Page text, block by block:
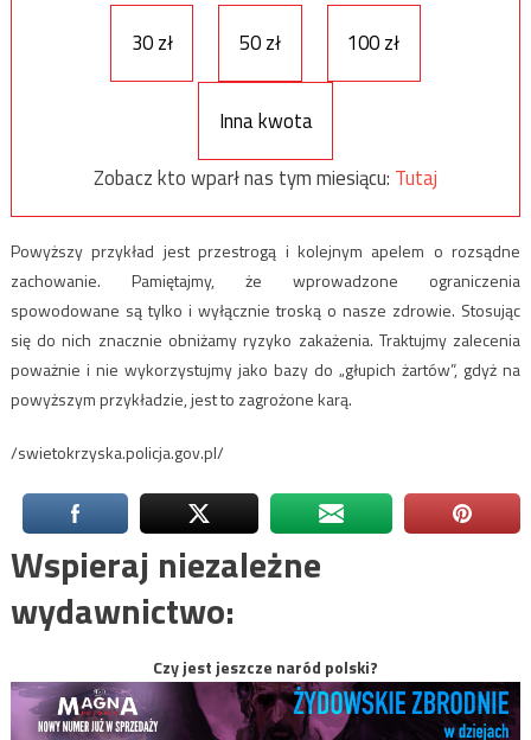
30 zł 50 zł 100 zł
Inna kwota
Zobacz kto wparł nas tym miesiącu: Tutaj
Powyższy przykład jest przestrogą i kolejnym apelem o rozsądne
zachowanie. Pamiętajmy, że wprowadzone ograniczenia
spowodowane są tylko i wyłącznie troską o nasze zdrowie. Stosując
się do nich znacznie obniżamy ryzyko zakażenia. Traktujmy zalecenia
poważnie i nie wykorzystujmy jako bazy do „głupich żartów”, gdyż na
powyższym przykładzie, jest to zagrożone karą.
/swietokrzyska.policja.gov.pl/
Wspieraj niezależne
wydawnictwo:
Czy jest jeszcze naród polski?